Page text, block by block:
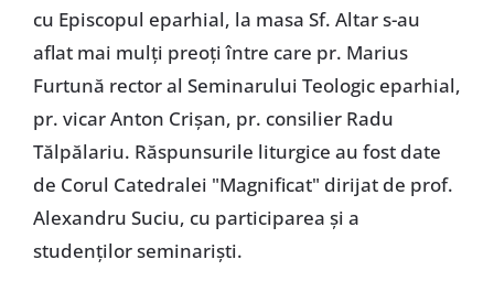
cu Episcopul eparhial, la masa Sf. Altar s-au
aflat mai mulți preoți între care pr. Marius
Furtună rector al Seminarului Teologic eparhial,
pr. vicar Anton Crișan, pr. consilier Radu
Tălpălariu. Răspunsurile liturgice au fost date
de Corul Catedralei "Magnificat" dirijat de prof.
Alexandru Suciu, cu participarea și a
studenților seminariști.